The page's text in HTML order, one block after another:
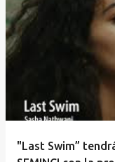
"Last Swim”